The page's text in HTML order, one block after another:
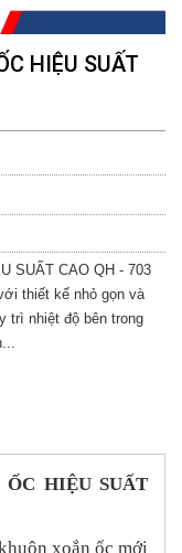
HIỆU SUẤT
SUẤT CAO QH - 703
thiết kế nhỏ gọn và
trì nhiệt độ bên trong
HIỆU SUẤT
xoắn ốc mới